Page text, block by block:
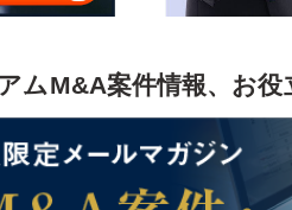
ムM&A案件情報、お役